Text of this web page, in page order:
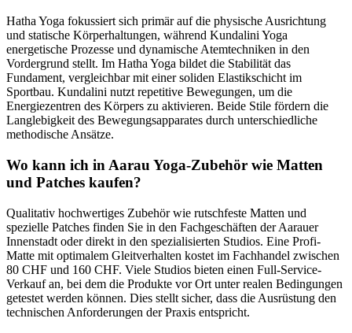
Hatha Yoga fokussiert sich primär auf die physische Ausrichtung
und statische Körperhaltungen, während Kundalini Yoga
energetische Prozesse und dynamische Atemtechniken in den
Vordergrund stellt. Im Hatha Yoga bildet die Stabilität das
Fundament, vergleichbar mit einer soliden Elastikschicht im
Sportbau. Kundalini nutzt repetitive Bewegungen, um die
Energiezentren des Körpers zu aktivieren. Beide Stile fördern die
Langlebigkeit des Bewegungsapparates durch unterschiedliche
methodische Ansätze.
Wo kann ich in Aarau Yoga-Zubehör wie Matten
und Patches kaufen?
Qualitativ hochwertiges Zubehör wie rutschfeste Matten und
spezielle Patches finden Sie in den Fachgeschäften der Aarauer
Innenstadt oder direkt in den spezialisierten Studios. Eine Profi-
Matte mit optimalem Gleitverhalten kostet im Fachhandel zwischen
80 CHF und 160 CHF. Viele Studios bieten einen Full-Service-
Verkauf an, bei dem die Produkte vor Ort unter realen Bedingungen
getestet werden können. Dies stellt sicher, dass die Ausrüstung den
technischen Anforderungen der Praxis entspricht.